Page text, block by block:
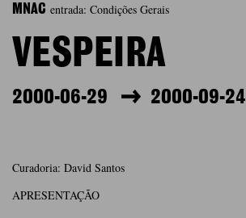
MNAC entrada: Condições Gerais
VESPEIRA
2000-06-29 2000-09-24
Curadoria: David Santos
APRESENTAÇÃO